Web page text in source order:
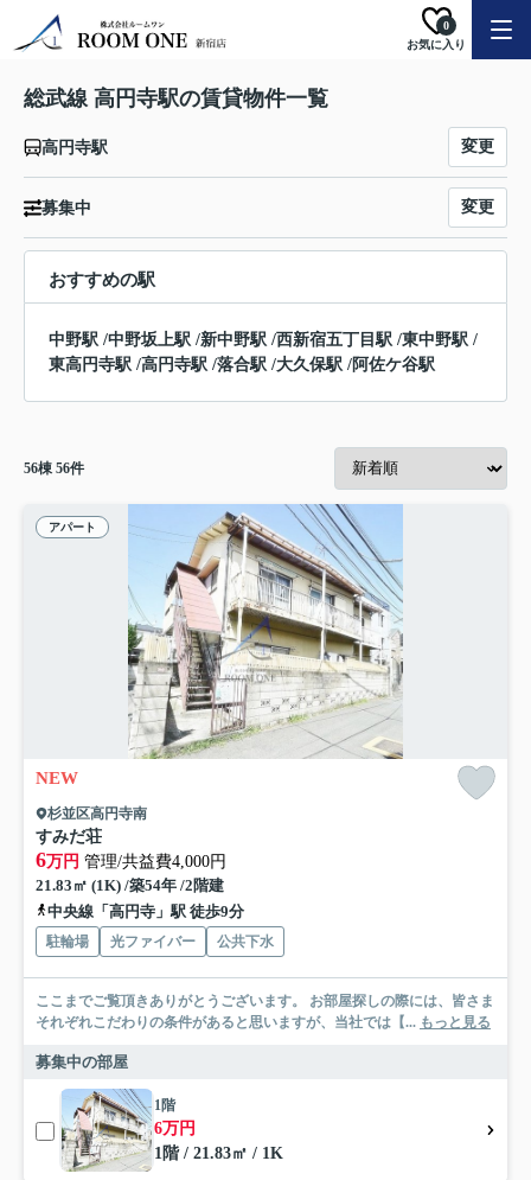
お気に入り
0
総武線 高円寺駅の賃貸物件一覧
高円寺駅 変更
募集中 変更
おすすめの駅
中野駅 /中野坂上駅 /新中野駅 /西新宿五丁目駅 /東中野駅 /
東高円寺駅 /高円寺駅 /落合駅 /大久保駅 /阿佐ケ谷駅
56棟 56件
アパート
NEW
杉並区高円寺南
すみだ荘
6万円 管理/共益費4,000円
21.83㎡ (1K) /築54年 /2階建
中央線「高円寺」駅 徒歩9分
駐輪場 光ファイバー 公共下水
ここまでご覧頂きありがとうございます。 お部屋探しの際には、皆さま
それぞれこだわりの条件があると思いますが、当社では【... もっと見る
募集中の部屋
1階
6万円
1階 / 21.83㎡ / 1K